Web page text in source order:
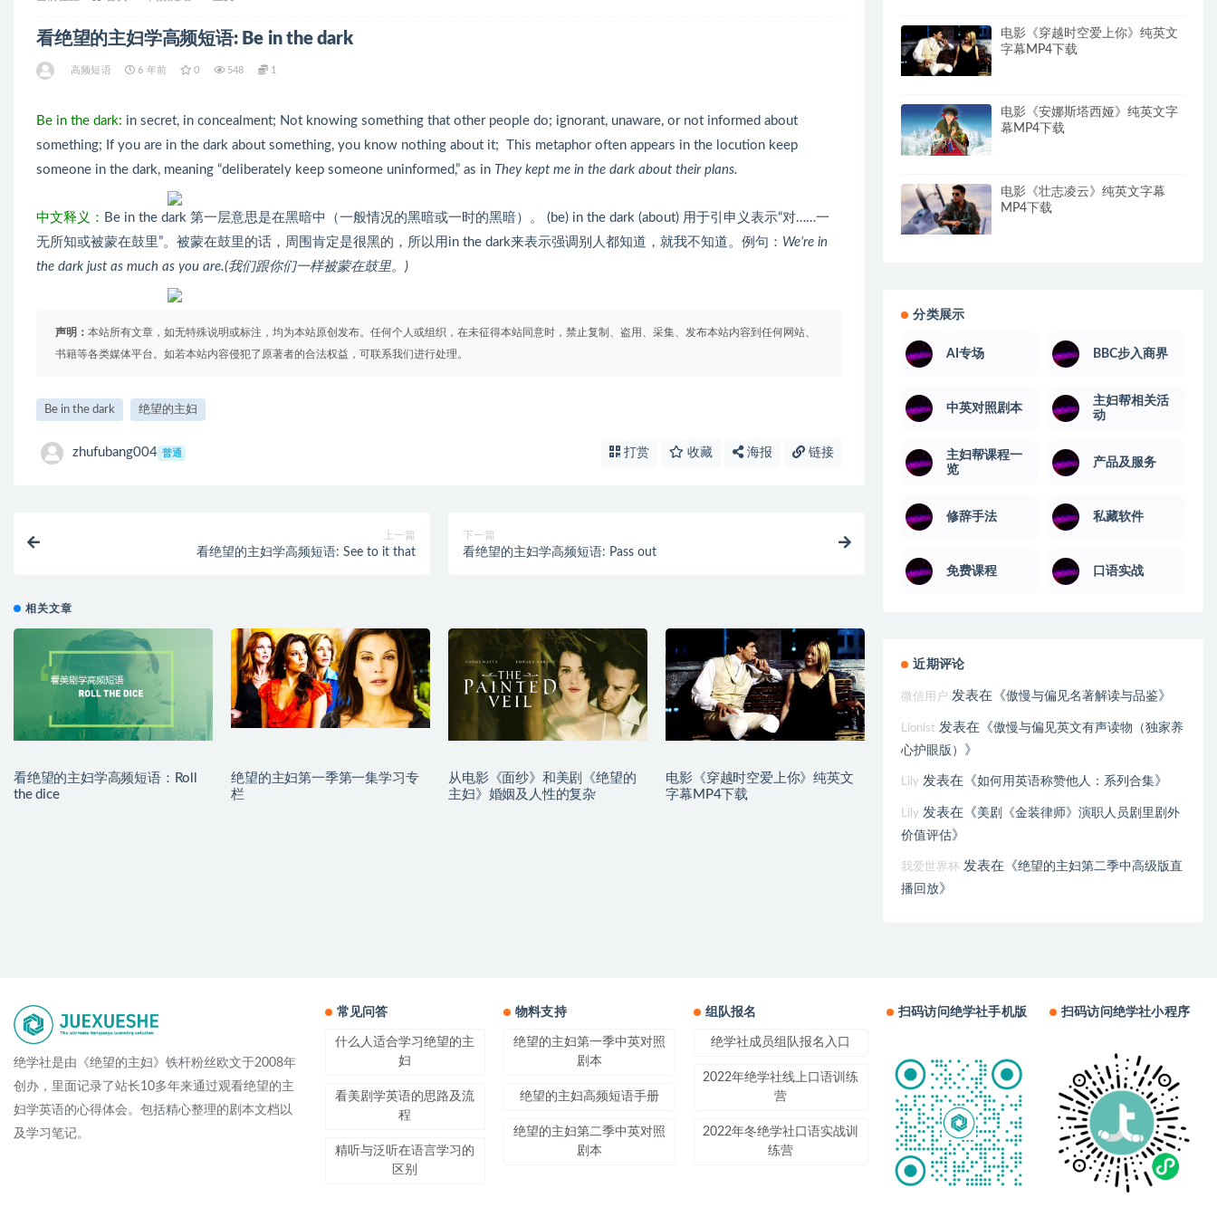
看绝望的主妇学高频短语: Be in the dark
高频短语 6 年前 0 548 1
Be in the dark: in secret, in concealment; Not knowing something that other people do; ignorant, unaware, or not informed about
something; If you are in the dark about something, you know nothing about it; This metaphor often appears in the locution keep
someone in the dark, meaning “deliberately keep someone uninformed,” as in They kept me in the dark about their plans.
中文释义： Be in the dark 第一层意思是在黑暗中（一般情况的黑暗或一时的黑暗）。 (be) in the dark (about) 用于引申义表示“对……一
无所知或被蒙在鼓里”。被蒙在鼓里的话，周围肯定是很黑的，所以用in the dark来表示强调别人都知道，就我不知道。例句： We’re in
the dark just as much as you are.(我们跟你们一样被蒙在鼓里。)
声明： 本站所有文章，如无特殊说明或标注，均为本站原创发布。任何个人或组织，在未征得本站同意时，禁止复制、盗用、采集、发布本站内容到任何网站、
书籍等各类媒体平台。如若本站内容侵犯了原著者的合法权益，可联系我们进行处理。
Be in the dark 绝望的主妇
zhufubang004 普通 打赏 收藏 海报 链接
上一篇
看绝望的主妇学高频短语: See to it that
下一篇
看绝望的主妇学高频短语: Pass out
相关文章
看绝望的主妇学高频短语：Roll
the dice
绝望的主妇第一季第一集学习专
栏
从电影《面纱》和美剧《绝望的
主妇》婚姻及人性的复杂
电影《穿越时空爱上你》纯英文
字幕MP4下载
电影《穿越时空爱上你》纯英文
字幕MP4下载
电影《安娜斯塔西娅》纯英文字
幕MP4下载
电影《壮志凌云》纯英文字幕
MP4下载
分类展示
AI专场 BBC步入商界
中英对照剧本
主妇帮相关活
动
主妇帮课程一
览
产品及服务
修辞手法 私藏软件
免费课程 口语实战
近期评论
微信用户 发表在《傲慢与偏见名著解读与品鉴》
Lionist 发表在《傲慢与偏见英文有声读物（独家养
心护眼版） 》
Lily 发表在《如何用英语称赞他人：系列合集》
Lily 发表在《美剧《金装律师》演职人员剧里剧外
价值评估》
我爱世界杯 发表在《绝望的主妇第二季中高级版直
播回放》
绝学社是由《绝望的主妇》铁杆粉丝欧文于2008年
创办，里面记录了站长10多年来通过观看绝望的主
妇学英语的心得体会。包括精心整理的剧本文档以
及学习笔记。
常见问答
什么人适合学习绝望的主
妇
看美剧学英语的思路及流
程
精听与泛听在语言学习的
区别
物料支持
绝望的主妇第一季中英对照
剧本
绝望的主妇高频短语手册
绝望的主妇第二季中英对照
剧本
组队报名
绝学社成员组队报名入口
2022年绝学社线上口语训练
营
2022年冬绝学社口语实战训
练营
扫码访问绝学社手机版 扫码访问绝学社小程序